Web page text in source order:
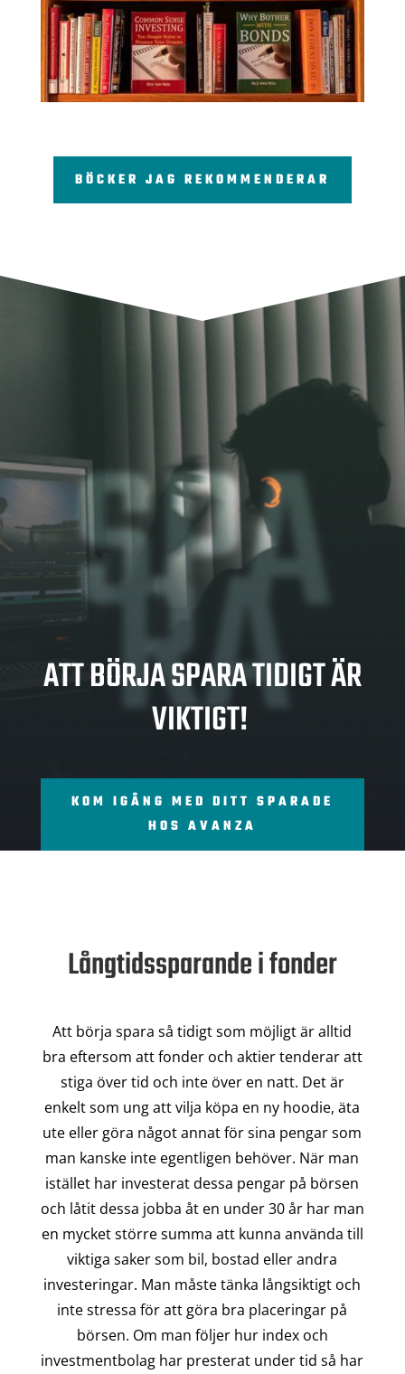
BÖCKER JAG REKOMMENDERAR
SPA
RA
ATT BÖRJA SPARA TIDIGT ÄR
VIKTIGT!
KOM IGÅNG MED DITT SPARADE
HOS AVANZA
Långtidssparande i fonder
Att börja spara så tidigt som möjligt är alltid
bra eftersom att fonder och aktier tenderar att
stiga över tid och inte över en natt. Det är
enkelt som ung att vilja köpa en ny hoodie, äta
ute eller göra något annat för sina pengar som
man kanske inte egentligen behöver. När man
istället har investerat dessa pengar på börsen
och låtit dessa jobba åt en under 30 år har man
en mycket större summa att kunna använda till
viktiga saker som bil, bostad eller andra
investeringar. Man måste tänka långsiktigt och
inte stressa för att göra bra placeringar på
börsen. Om man följer hur index och
investmentbolag har presterat under tid så har